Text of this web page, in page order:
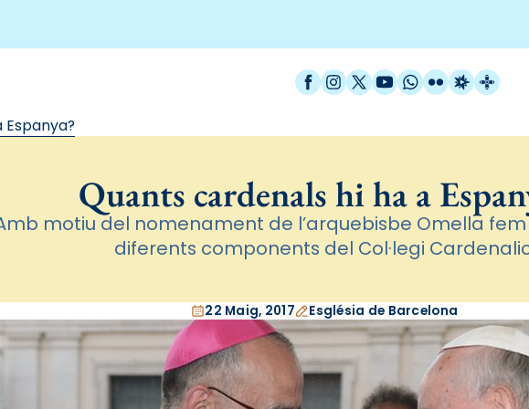
Facebook
Instagram
X / Twitter
YouTube
WhatsApp
FlickrRadio
Quants cardenals hi ha a
motiu del nomenament de l’arquebisbe Omella
diferents components del Col·legi
22 Maig, 2017 Església de Barcelona